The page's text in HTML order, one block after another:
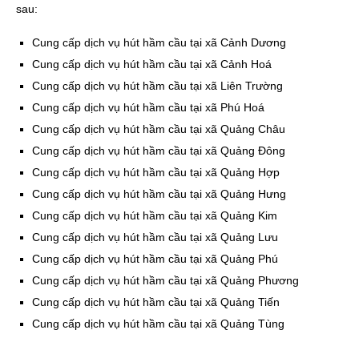
sau:
Cung cấp dịch vụ hút hầm cầu tại xã Cảnh Dương
Cung cấp dịch vụ hút hầm cầu tại xã Cảnh Hoá
Cung cấp dịch vụ hút hầm cầu tại xã Liên Trường
Cung cấp dịch vụ hút hầm cầu tại xã Phú Hoá
Cung cấp dịch vụ hút hầm cầu tại xã Quảng Châu
Cung cấp dịch vụ hút hầm cầu tại xã Quảng Đông
Cung cấp dịch vụ hút hầm cầu tại xã Quảng Hợp
Cung cấp dịch vụ hút hầm cầu tại xã Quảng Hưng
Cung cấp dịch vụ hút hầm cầu tại xã Quảng Kim
Cung cấp dịch vụ hút hầm cầu tại xã Quảng Lưu
Cung cấp dịch vụ hút hầm cầu tại xã Quảng Phú
Cung cấp dịch vụ hút hầm cầu tại xã Quảng Phương
Cung cấp dịch vụ hút hầm cầu tại xã Quảng Tiến
Cung cấp dịch vụ hút hầm cầu tại xã Quảng Tùng